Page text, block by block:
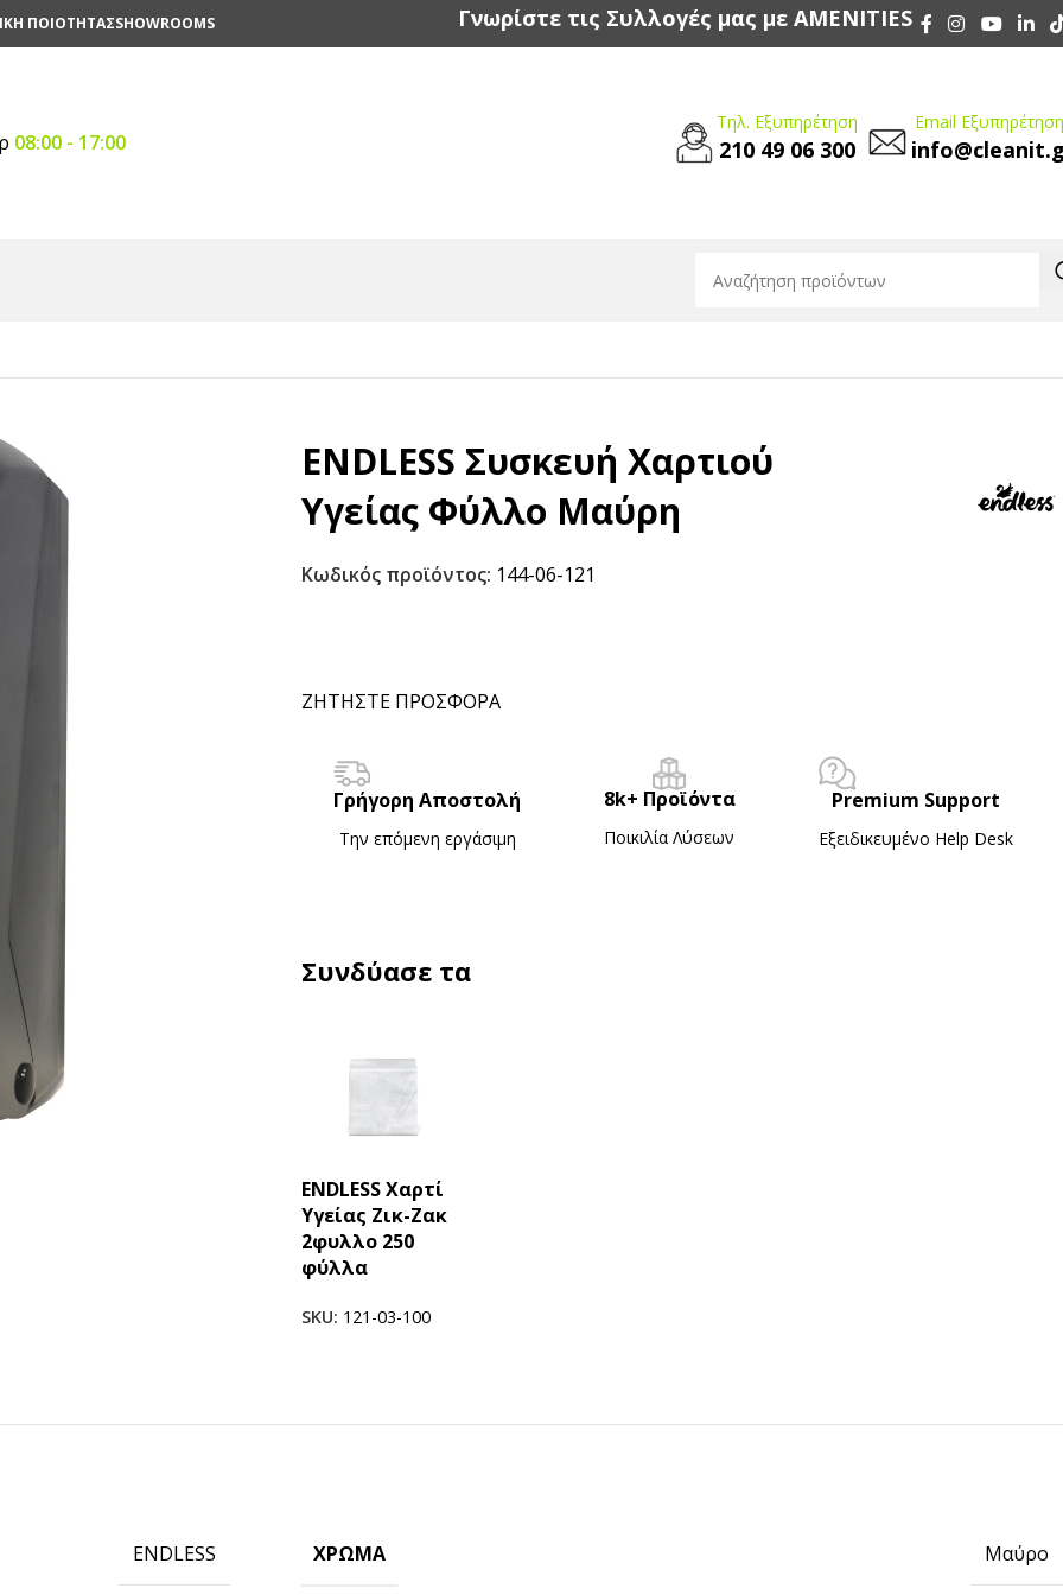
ΠΟΙΟΤΗΤΑΣSHOWROOMS Γνωρίστε τις Συλλογές μας με AMENITIES
08:00 - 17:00
Τηλ. Εξυπηρέτηση
210 49 06 300
Email
HOT
ENDLESS Συσκευή Χαρτιού
Υγείας Φύλλο Μαύρη
Κωδικός προϊόντος: 144-06-121
ΖΗΤΗΣΤΕ ΠΡΟΣΦΟΡΑ
Γρήγορη Αποστολή
Την επόμενη εργάσιμη
8k+ Προϊόντα
Ποικιλία Λύσεων
Premium Support
Εξειδικευμένο Ηelp Desk
Συνδύασε τα
ENDLESS Χαρτί
Υγείας Ζικ-Ζακ
2φυλλο 250
φύλλα
SKU: 121-03-100
ENDLESS ΧΡΏΜΑ Μαύρο